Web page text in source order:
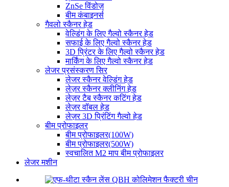
ZnSe विंडोज़
बीम कंबाइनर्स
गैवलो स्कैनर हेड
वेल्डिंग के लिए गैल्वो स्कैनर हेड
सफाई के लिए गैल्वो स्कैनर हेड
3D प्रिंटर के लिए गैल्वो स्कैनर हेड
मार्किंग के लिए गैल्वो स्कैनर हेड
लेजर प्रसंस्करण सिर
लेजर स्कैनर वेल्डिंग हेड
लेज़र स्कैनर क्लीनिंग हेड
लेज़र टैब स्कैनर कटिंग हेड
लेज़र वॉबल हेड
लेज़र 3D प्रिंटिंग गैल्वो हेड
बीम प्रोफाइलर
बीम प्रोफाइलर(100W)
बीम प्रोफाइलर(500W)
स्वचालित M2 माप बीम प्रोफाइलर
लेजर मशीन